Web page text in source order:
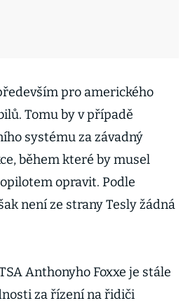
pro amerického
Tomu by v případě
systému za závadný
během které by musel
opravit. Podle
není ze strany Tesly žádná
Anthonyho Foxxe je stále
za řízení na řidiči